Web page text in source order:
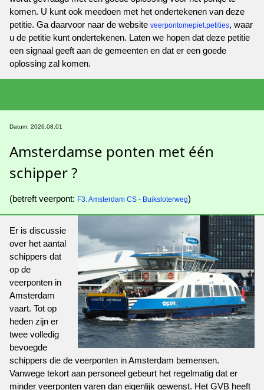
komen. U kunt ook meedoen met het ondertekenen van deze
petitie. Ga daarvoor naar de website veerpontomepiet.petities, waar
u de petitie kunt ondertekenen. Laten we hopen dat deze petitie
een signaal geeft aan de gemeenten en dat er een goede
oplossing zal komen.
Datum: 2026.08.01
Amsterdamse ponten met één
schipper ?
(betreft veerpont: F3: Amsterdam CS - Buiksloterweg)
Er is discussie
over het aantal
schippers dat
op de
veerponten in
Amsterdam
vaart. Tot op
heden zijn er
twee volledig
bevoegde
schippers die de veerponten in Amsterdam bemensen.
Vanwege tekort aan personeel gebeurt het regelmatig dat er
minder veerponten varen dan eigenlijk gewenst. Het GVB heeft